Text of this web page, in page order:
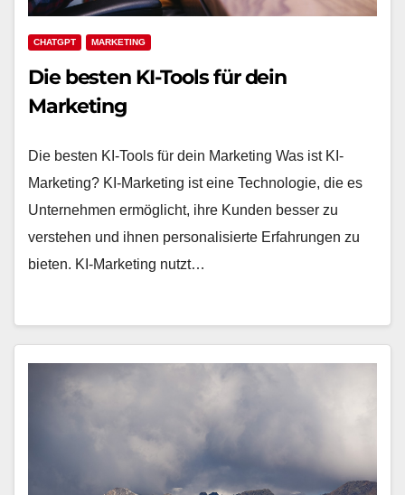
CHATGPT MARKETING
Die besten KI-Tools für dein
Marketing
Die besten KI-Tools für dein Marketing Was ist KI-
Marketing? KI-Marketing ist eine Technologie, die es
Unternehmen ermöglicht, ihre Kunden besser zu
verstehen und ihnen personalisierte Erfahrungen zu
bieten. KI-Marketing nutzt…